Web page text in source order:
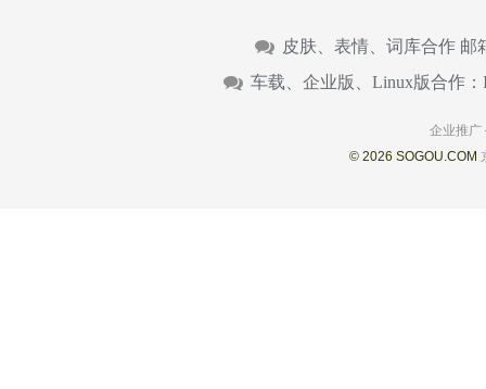
皮肤、表情、词库合作 邮
车载、企业版、Linux版合作：
企业推广
© 2026 SOGOU.COM